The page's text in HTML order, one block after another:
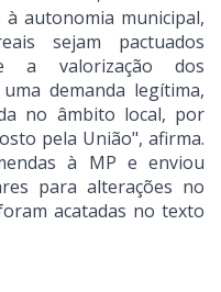
autonomia municipal,
sejam pactuados
a valorização dos
demanda legítima,
no âmbito local, por
pela União", afirma.
à MP e enviou
para alterações no
acatadas no texto